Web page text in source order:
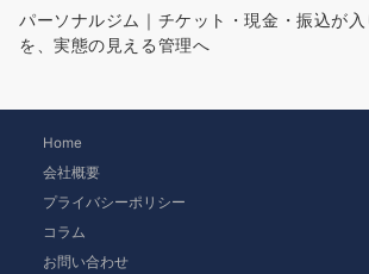
パーソナルジム｜チケット・現金・振込が
を、実態の見える管理へ
Home
会社概要
プライバシーポリシー
コラム
お問い合わせ